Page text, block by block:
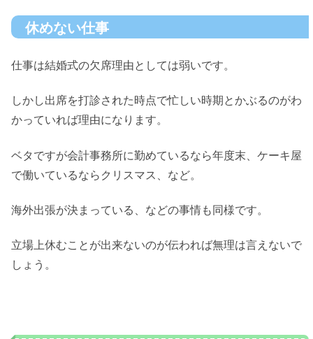
休めない仕事
仕事は結婚式の欠席理由としては弱いです。
しかし出席を打診された時点で忙しい時期とかぶるのがわ
かっていれば理由になります。
ベタですが会計事務所に勤めているなら年度末、ケーキ屋
で働いているならクリスマス、など。
海外出張が決まっている、などの事情も同様です。
立場上休むことが出来ないのが伝われば無理は言えないで
しょう。